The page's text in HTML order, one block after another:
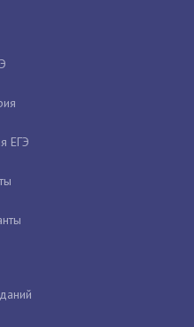
ЕГЭ